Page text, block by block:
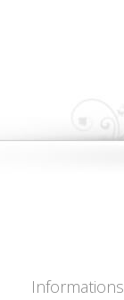
Informations